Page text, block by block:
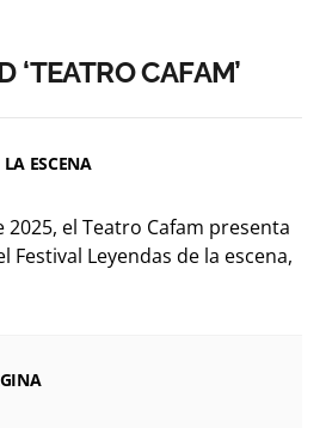
‘TEATRO CAFAM’
ESCENA
2025, el Teatro Cafam presenta
Festival Leyendas de la escena,